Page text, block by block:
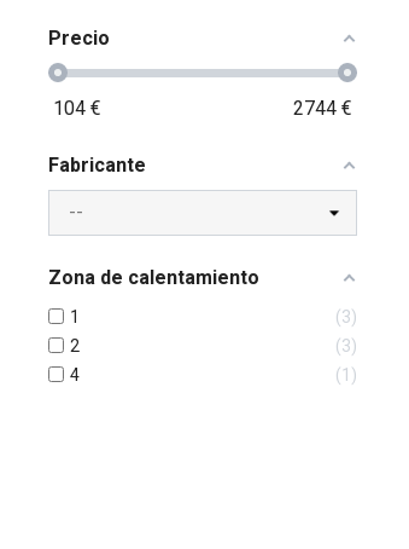
Precio
104 € 2744 €
Fabricante
Zona de calentamiento
1
3
2
3
4
1